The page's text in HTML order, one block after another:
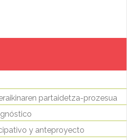
partaidetza-prozesua
y anteproyecto